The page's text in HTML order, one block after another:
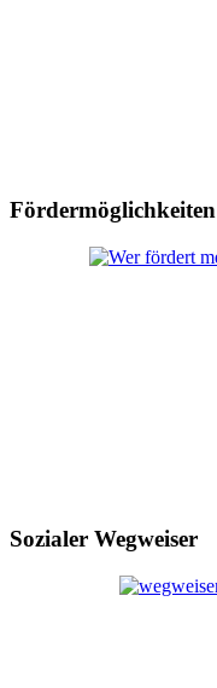
Fördermöglichkeiten
Sozialer Wegweiser